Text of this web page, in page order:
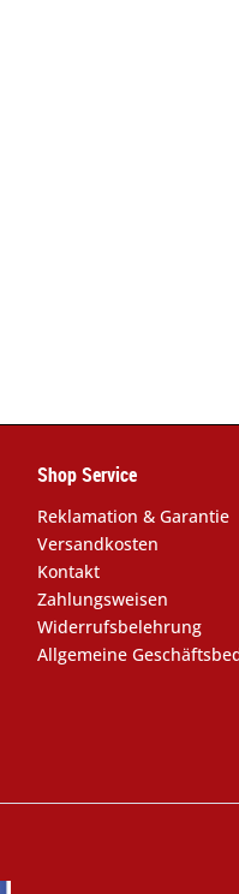
Shop Service
Reklamation & Garantie
Versandkosten
Kontakt
Zahlungsweisen
Widerrufsbelehrung
Allgemeine